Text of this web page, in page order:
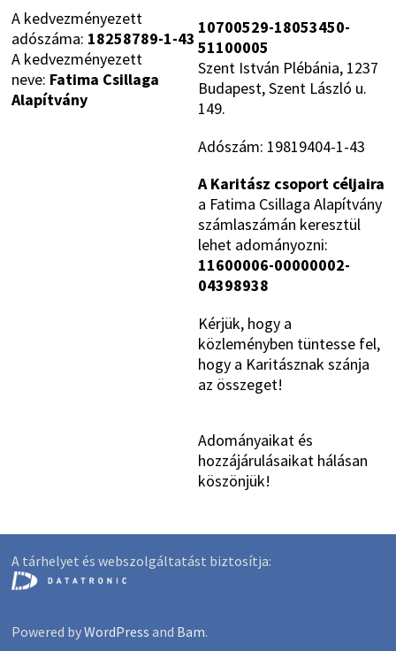
A kedvezményezett
adószáma: 18258789-1-43
A kedvezményezett
neve: Fatima Csillaga
Alapítvány
10700529-18053450-
51100005
Szent István Plébánia, 1237
Budapest, Szent László u.
149.
Adószám: 19819404-1-43
A Karitász csoport céljaira
a Fatima Csillaga Alapítvány
számlaszámán keresztül
lehet adományozni:
11600006-00000002-
04398938
Kérjük, hogy a
közleményben tüntesse fel,
hogy a Karitásznak szánja
az összeget!
Adományaikat és
hozzájárulásaikat hálásan
köszönjük!
A tárhelyet és webszolgáltatást biztosítja:
Powered byWordPress and Bam.